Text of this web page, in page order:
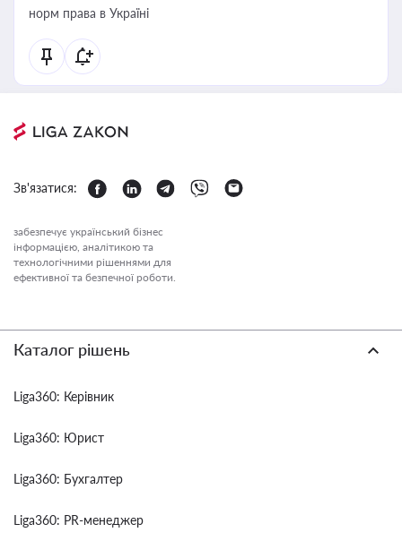
норм права в Україні
Зв'язатися:
забезпечує український бізнес
інформацією, аналітикою та
технологічними рішеннями для
ефективної та безпечної роботи.
Каталог рішень
Liga360: Керівник
Liga360: Юрист
Liga360: Бухгалтер
Liga360: PR-менеджер